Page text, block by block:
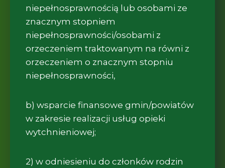
niepełnosprawnością lub osobami ze
znacznym stopniem
niepełnosprawności/osobami z
orzeczeniem traktowanym na równi z
orzeczeniem o znacznym stopniu
niepełnosprawności,
b) wsparcie finansowe gmin/powiatów
w zakresie realizacji usług opieki
wytchnieniowej;
2) w odniesieniu do członków rodzin